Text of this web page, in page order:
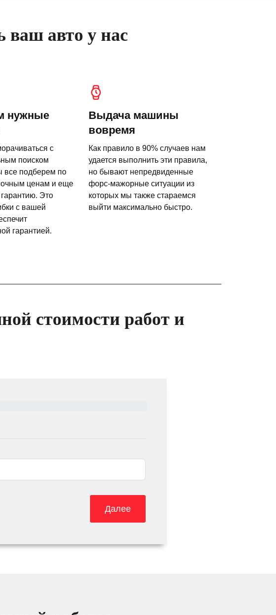
ваш авто у нас
нужные
с
поиском
все подберем по
ценам и еще
Это
с вашей
гарантией.
Выдача машины
вовремя
Как правило в 90% случаев нам
удается выполнить эти правила,
но бывают непредвиденные
форс-мажорные ситуации из
которых мы также стараемся
выйти максимально быстро.
стоимости работ и
Далее